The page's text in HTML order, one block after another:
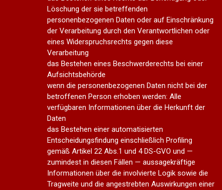
Löschung der sie betreffenden
personenbezogenen Daten oder auf Einschränkung
der Verarbeitung durch den Verantwortlichen oder
eines Widerspruchsrechts gegen diese
Verarbeitung
das Bestehen eines Beschwerderechts bei einer
Aufsichtsbehörde
wenn die personenbezogenen Daten nicht bei der
betroffenen Person erhoben werden: Alle
verfügbaren Informationen über die Herkunft der
Daten
das Bestehen einer automatisierten
Entscheidungsfindung einschließlich Profiling
gemäß Artikel 22 Abs.1 und 4 DS-GVO und —
zumindest in diesen Fällen — aussagekräftige
Informationen über die involvierte Logik sowie die
Tragweite und die angestrebten Auswirkungen einer